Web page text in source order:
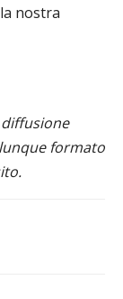
nostra
formato